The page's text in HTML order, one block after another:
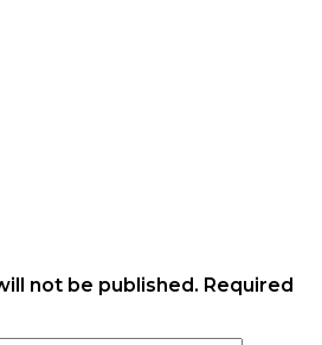
not be published. Required